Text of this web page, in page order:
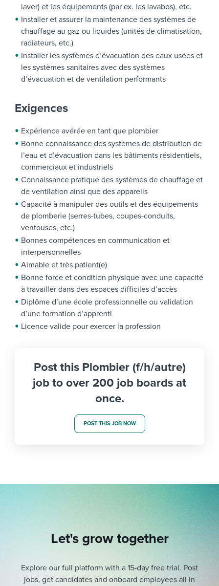
laver) et les équipements (par ex. les lavabos), etc.
Installer et assurer la maintenance des systèmes de
chauffage au gaz ou liquides (unités de climatisation,
radiateurs, etc.)
Installer les systèmes d’évacuation des eaux usées et
les systèmes sanitaires avec des systèmes
d’évacuation et de ventilation performants
Exigences
Expérience avérée en tant que plombier
Bonne connaissance des systèmes de distribution de
l’eau et d’évacuation dans les bâtiments résidentiels,
commerciaux et industriels
Connaissance pratique des systèmes de chauffage et
de ventilation ainsi que des appareils
Capacité à manipuler des outils et des équipements
de plomberie (serres-tubes, coupes-conduits,
ventouses, etc.)
Bonnes compétences en communication et
interpersonnelles
Aimable et très patient(e)
Bonne force et condition physique avec une capacité
à travailler dans des espaces difficiles d’accès
Diplôme d’une école professionnelle ou validation
d’une formation d’apprenti
Licence valide pour exercer la profession
Post this Plombier (f/h/autre)
job to over 200 job boards at
once.
POST THIS JOB NOW
Let's grow together
Explore our full platform with a 15-day free trial. Post
jobs, get candidates and onboard employees all in